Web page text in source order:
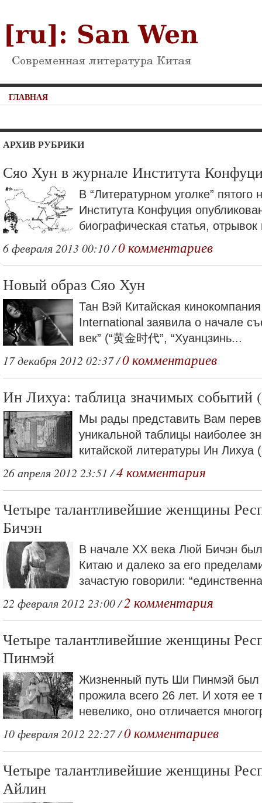
ГЛАВНАЯ
АРХИВ РУБРИКИ
Сяо Хун в журнале Института
В “Литературном уголке”
Института Конфуция
биографическая статья, отрывок
6 февраля 2013 00:10 /0 комментариев
Новый образ Сяо Хун
Тан Вэй Китайская
International заявила о начале
век” (“黄金时代”, “Хуанцзинь...
17 декабря 2012 02:37 /0 комментариев
Ин Лихуа: таблица значимых событий
Мы рады представить Вам
уникальной таблицы наиболее
китайской литературы Ин Лихуа
26 апреля 2012 23:51 /4 комментария
Четыре талантливейшие женщины
Бичэн
В начале ХХ века Люй Бичэн
Китаю и далеко за его
зачастую говорили:
22 февраля 2012 23:00 /2 комментария
Четыре талантливейшие женщины
Пинмэй
Жизненный путь Ши Пинмэй был
прожила всего 26 лет. И хотя ее
невелико, оно отличается
10 февраля 2012 22:27 /0 комментариев
Четыре талантливейшие женщины
Айлин